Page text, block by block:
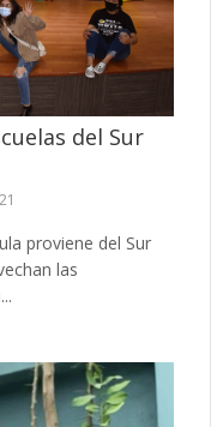
del Sur
proviene del Sur
las